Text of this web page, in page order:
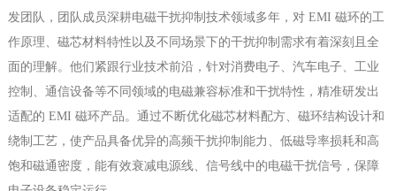
发团队，团队成员深耕电磁干扰抑制技术领域多年，对 EMI 磁环的工
作原理、磁芯材料特性以及不同场景下的干扰抑制需求有着深刻且全
面的理解。他们紧跟行业技术前沿，针对消费电子、汽车电子、工业
控制、通信设备等不同领域的电磁兼容标准和干扰特性，精准研发出
适配的 EMI 磁环产品。通过不断优化磁芯材料配方、磁环结构设计和
绕制工艺，使产品具备优异的高频干扰抑制能力、低磁导率损耗和高
饱和磁通密度，能有效衰减电源线、信号线中的电磁干扰信号，保障